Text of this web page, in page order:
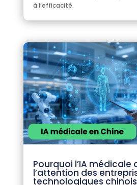
à l’efficacité.
Pourquoi l’IA
l’attention des
technologiques